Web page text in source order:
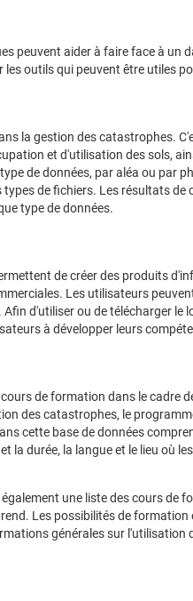
peuvent aider à faire face à un
outils qui peuvent être utiles
la gestion des catastrophes.
et d'utilisation des sols,
de données, par aléa ou par
de fichiers. Les résultats de
type de données.
de créer des produits
Les utilisateurs
d'utiliser ou de télécharger
à développer leurs
de formation dans le cadre
des catastrophes, le
cette base de données
durée, la langue et le lieu où
une liste des cours de
Les possibilités de
générales sur